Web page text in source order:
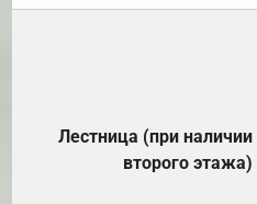
Лестница (при наличии
второго этажа)